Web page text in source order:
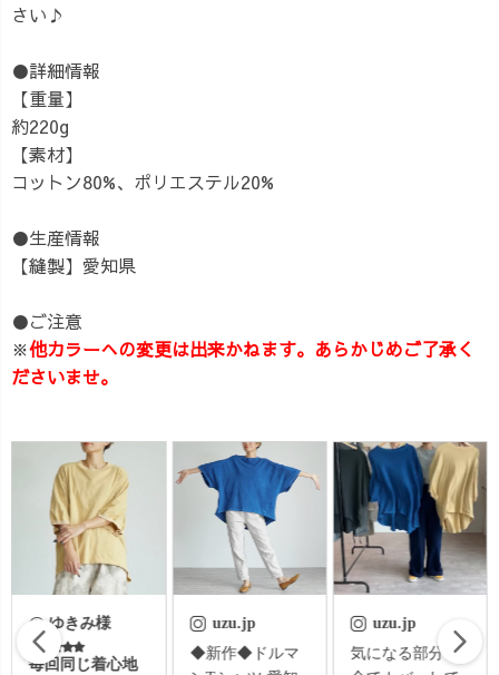
さい♪
●詳細情報
【重量】
約220g
【素材】
コットン80%、ポリエステル20%
●生産情報
【縫製】愛知県
●ご注意
※他カラーへの変更は出来かねます。あらかじめご了承く
ださいませ。
uzu.jp
◆新作◆ドルマ
uzu.jp
気になる部分を
uzuiro.oreo
蒸し蒸しあつあ